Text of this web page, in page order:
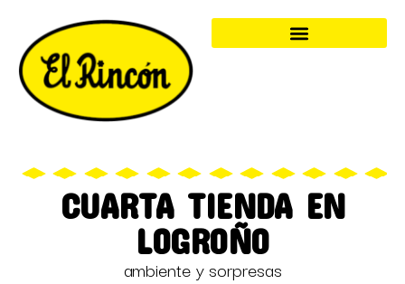
CUARTA TIENDA EN
LOGROÑO
ambiente y sorpresas